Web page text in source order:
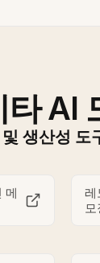
타 AI
생산성 도
메
레
모